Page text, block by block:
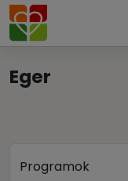
Eger